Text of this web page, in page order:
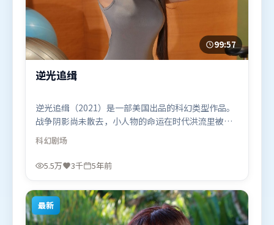
99:57
逆光追缉
逆光追缉（2021）是一部美国出品的科幻类型作品。
战争阴影尚未散去，小人物的命运在时代洪流里被轻
轻托起又放下。群像刻画各有弧光，配角亦承担叙事
推进功能。由宁浩执导，咏梅、托尼·贾、奥卡菲
娜，刘德华、马东锡等联袂出演。影片于2021年4月
材的观众观看。
科幻剧场
5.5万 3千 5年前
最新